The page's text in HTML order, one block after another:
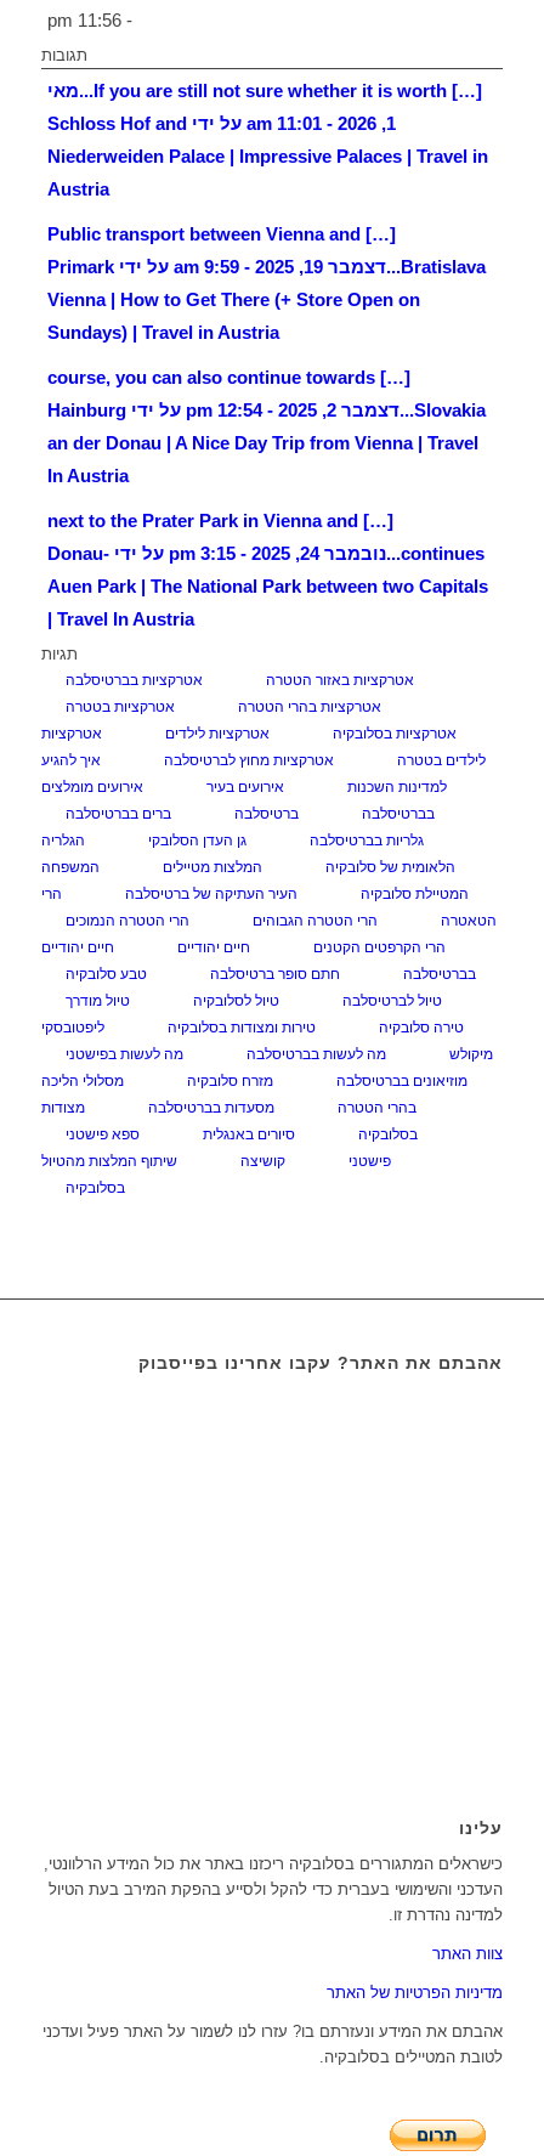
- 11:56 pm
תגובות
[…] If you are still not sure whether it is worth...
מאי
1, 2026 - 11:01 am על ידי Schloss Hof and
Niederweiden Palace | Impressive Palaces | Travel in
Austria
[…] Public transport between Vienna and
Bratislava...
דצמבר 19, 2025 - 9:59 am על ידי Primark
Vienna | How to Get There (+ Store Open on
Sundays) | Travel in Austria
[…] course, you can also continue towards
Slovakia...
דצמבר 2, 2025 - 12:54 pm על ידי Hainburg
an der Donau | A Nice Day Trip from Vienna | Travel
In Austria
[…] next to the Prater Park in Vienna and
continues...
נובמבר 24, 2025 - 3:15 pm על ידי Donau-
Auen Park | The National Park between two Capitals
| Travel In Austria
תגיות
אטרקציות באזור הטטרה
אטרקציות בברטיסלבה
אטרקציות בהרי הטטרה
אטרקציות בטטרה
אטרקציות בסלובקיה
אטרקציות לילדים
אטרקציות
לילדים בטטרה
אטרקציות מחוץ לברטיסלבה
איך להגיע
למדינות השכנות
אירועים בעיר
אירועים מומלצים
בברטיסלבה
ברטיסלבה
ברים בברטיסלבה
גלריות בברטיסלבה
גן העדן הסלובקי
הגלריה
הלאומית של סלובקיה
המלצות מטיילים
המשפחה
המטיילת סלובקיה
העיר העתיקה של ברטיסלבה
הרי
הטאטרה
הרי הטטרה הגבוהים
הרי הטטרה הנמוכים
הרי הקרפטים הקטנים
חיים יהודיים
חיים יהודיים
בברטיסלבה
חתם סופר ברטיסלבה
טבע סלובקיה
טיול לברטיסלבה
טיול לסלובקיה
טיול מודרך
טירה סלובקיה
טירות ומצודות בסלובקיה
ליפטובסקי
מיקולש
מה לעשות בברטיסלבה
מה לעשות בפישטני
מוזיאונים בברטיסלבה
מזרח סלובקיה
מסלולי הליכה
בהרי הטטרה
מסעדות בברטיסלבה
מצודות
בסלובקיה
סיורים באנגלית
ספא פישטני
פישטני
קושיצה
שיתוף המלצות מהטיול
בסלובקיה
אהבתם את האתר? עקבו אחרינו בפייסבוק
עלינו
כישראלים המתגוררים בסלובקיה ריכזנו באתר את כול המידע הרלוונטי,
העדכני והשימושי בעברית כדי להקל ולסייע בהפקת המירב בעת הטיול
למדינה נהדרת זו.
צוות האתר
מדיניות הפרטיות של האתר
אהבתם את המידע ונעזרתם בו? עזרו לנו לשמור על האתר פעיל ועדכני
לטובת המטיילים בסלובקיה.